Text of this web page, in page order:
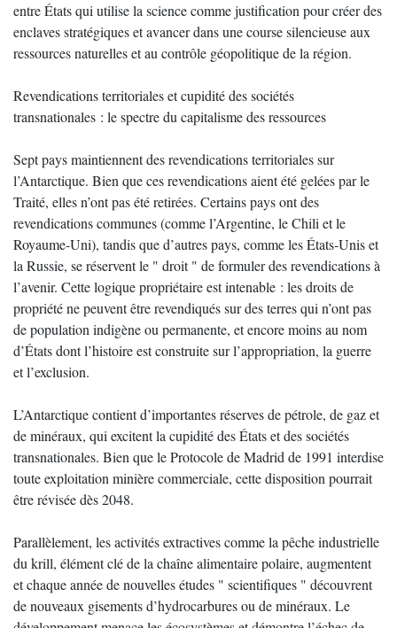
entre États qui utilise la science comme justification pour créer des
enclaves stratégiques et avancer dans une course silencieuse aux
ressources naturelles et au contrôle géopolitique de la région.
Revendications territoriales et cupidité des sociétés
transnationales : le spectre du capitalisme des ressources
Sept pays maintiennent des revendications territoriales sur
l’Antarctique. Bien que ces revendications aient été gelées par le
Traité, elles n’ont pas été retirées. Certains pays ont des
revendications communes (comme l’Argentine, le Chili et le
Royaume-Uni), tandis que d’autres pays, comme les États-Unis et
la Russie, se réservent le " droit " de formuler des revendications à
l’avenir. Cette logique propriétaire est intenable : les droits de
propriété ne peuvent être revendiqués sur des terres qui n’ont pas
de population indigène ou permanente, et encore moins au nom
d’États dont l’histoire est construite sur l’appropriation, la guerre
et l’exclusion.
L’Antarctique contient d’importantes réserves de pétrole, de gaz et
de minéraux, qui excitent la cupidité des États et des sociétés
transnationales. Bien que le Protocole de Madrid de 1991 interdise
toute exploitation minière commerciale, cette disposition pourrait
être révisée dès 2048.
Parallèlement, les activités extractives comme la pêche industrielle
du krill, élément clé de la chaîne alimentaire polaire, augmentent
et chaque année de nouvelles études " scientifiques " découvrent
de nouveaux gisements d’hydrocarbures ou de minéraux. Le